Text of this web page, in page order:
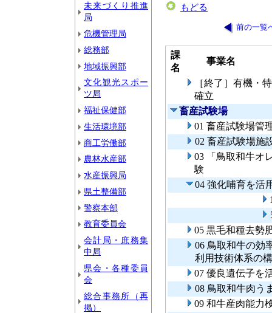
未来づくり推進
局
危機管理局
総務部
地域振興部
文化観光スポー
ツ局
福祉保健部
生活環境部
商工労働部
農林水産部
水産振興局
県土整備部
警察本部
教育委員会
会計局・庶務集
中局
県会・各種委員
会
総合事務所（再
掲）
もどる
前の一覧
課
名
事業名
［終了］有機・
確立
畜産試験場
01 畜産試験場管
02 畜産試験場施
03 「鳥取和牛オ
験
04 強化哺育を活
05 黒毛和種去勢
06 鳥取和牛の効
利用技術体系の
07 優良遺伝子を
08 鳥取和牛肉う
09 和牛産肉能力